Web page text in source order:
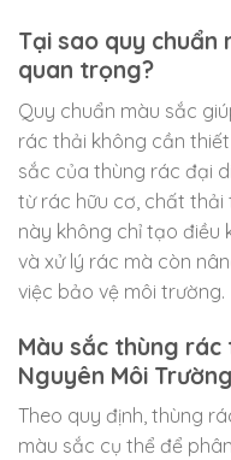
Tại sao quy chuẩn
quan trọng?
Quy chuẩn màu sắc
rác thải không cần
sắc của thùng rác đại
từ rác hữu cơ, chất
này không chỉ tạo điều
và xử lý rác mà còn
việc bảo vệ môi trường.
Màu sắc thùng rác
Nguyên Môi Trường
Theo quy định, thùng
màu sắc cụ thể để